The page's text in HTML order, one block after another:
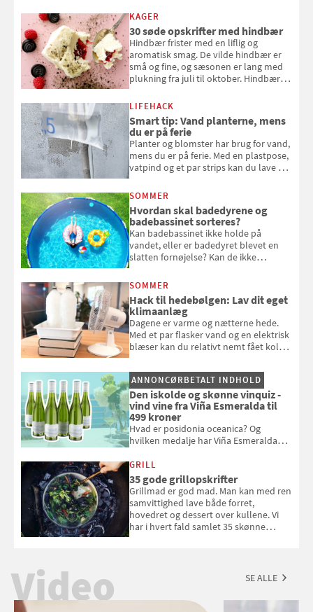
KAGER
30 søde opskrifter med hindbær
Hindbær frister med en liflig og
aromatisk smag. De vilde hindbær er
små og fine, og sæsonen er lang med
plukning fra juli til oktober. Hindbær
kan bruge dine hindbær i alt fra
bagværk og salater til is og syltning.
LIFEHACK
Smart tip: Vand planterne, mens
du er på ferie
Planter og blomster har brug for vand,
mens du er på ferie. Med en plastpose,
vatpind og et par strips kan du lave dit
at bede naboen om at vande eller
komme hjem til døde planter
SOMMER
Hvordan skal badedyrene og
badebassinet sorteres?
Kan badebassinet ikke holde på
vandet, eller er badedyret blevet en
slatten fornøjelse? Kan de ikke
opmærksom, når du smider
badebassinet eller et badedyr ud
SOMMER
Hack til hedebølgen: Lav dit eget
klimaanlæg
Dagene er varme og nætterne hede.
Med et par flasker vand og en elektrisk
blæser kan du relativt nemt fået koldt
og se, hvordan du gør
ANNONCØRBETALT INDHOLD
Den iskolde og skønne vinquiz -
vind vine fra Viña Esmeralda til
499 kroner
Hvad er posidonia oceanica? Og
hvilken medalje har Viña Esmeralda
med i Samvirkes skønne vinquiz, hvor
du kan vinde 6 flasker vin fra Viña
Esmeralda. Konkurrencen slutter 1.
september 2026.
GRILL
35 gode grillopskrifter
Grillmad er god mad. Man kan med ren
samvittighed lave både forret,
hovedret og dessert over kullene. Vi
har i hvert fald samlet 35 skønne
Video SE ALLE